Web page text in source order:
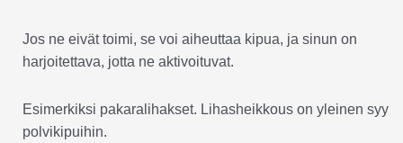
Jos ne eivät toimi, se voi aiheuttaa kipua, ja sinun on
harjoitettava, jotta ne aktivoituvat.
Esimerkiksi pakaralihakset. Lihasheikkous on yleinen syy
polvikipuihin.